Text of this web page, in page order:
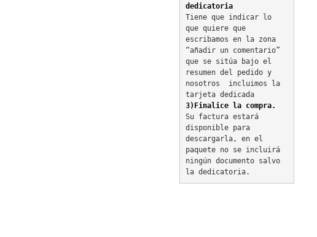
dedicatoria
Tiene que indicar lo
que quiere que
escribamos en la zona
“añadir un comentario”
que se sitúa bajo el
resumen del pedido y
nosotros  incluimos la
tarjeta dedicada
3)Finalice la compra.
Su factura estará
disponible para
descargarla, en el
paquete no se incluirá
ningún documento salvo
la dedicatoria.